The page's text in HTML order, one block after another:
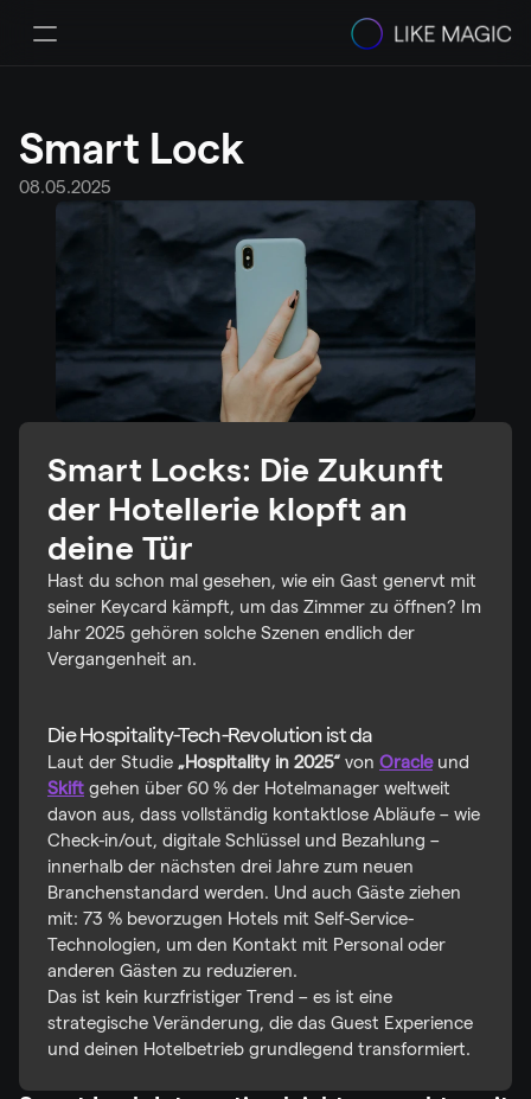
Preis
Integrations & Partners
Erfolgsgeschichten
Ressourcen
Helpcenter
Demo buchen
Smart Lock
08.05.2025
Smart Locks: Die Zukunft
der Hotellerie klopft an
deine Tür
Hast du schon mal gesehen, wie ein Gast genervt mit
seiner Keycard kämpft, um das Zimmer zu öffnen? Im
Jahr 2025 gehören solche Szenen endlich der
Vergangenheit an.
Die Hospitality-Tech-Revolution ist da
Laut der Studie „Hospitality in 2025“ von Oracle
Skift gehen über 60 % der Hotelmanager weltweit
davon aus, dass vollständig kontaktlose Abläufe – wie
Check-in/out, digitale Schlüssel und Bezahlung –
innerhalb der nächsten drei Jahre zum neuen
Branchenstandard werden. Und auch Gäste ziehen
mit: 73 % bevorzugen Hotels mit Self-Service-
Technologien, um den Kontakt mit Personal oder
anderen Gästen zu reduzieren.
Das ist kein kurzfristiger Trend – es ist eine
strategische Veränderung, die das Guest Experience
und deinen Hotelbetrieb grundlegend transformiert.